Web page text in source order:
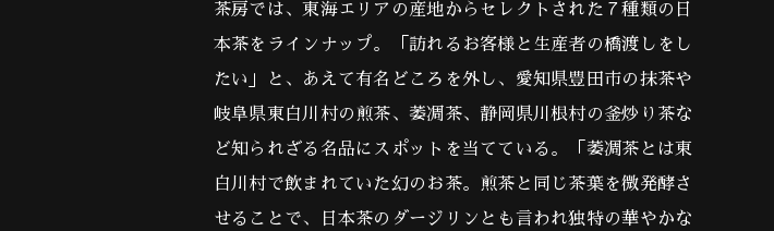
茶房では、東海エリアの産地からセレクトされた７種類の日
本茶をラインナップ。「訪れるお客様と生産者の橋渡しをし
たい」と、あえて有名どころを外し、愛知県豊田市の抹茶や
岐阜県東白川村の煎茶、萎凋茶、静岡県川根村の釜炒り茶な
ど知られざる名品にスポットを当てている。「萎凋茶とは東
白川村で飲まれていた幻のお茶。煎茶と同じ茶葉を微発酵さ
せることで、日本茶のダージリンとも言われ独特の華やかな